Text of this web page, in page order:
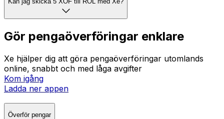
Gör pengaöverföringar enklare
Xe hjälper dig att göra pengaöverföringar utomlands
online, snabbt och med låga avgifter
Kom igång
Ladda ner appen
Överför pengar